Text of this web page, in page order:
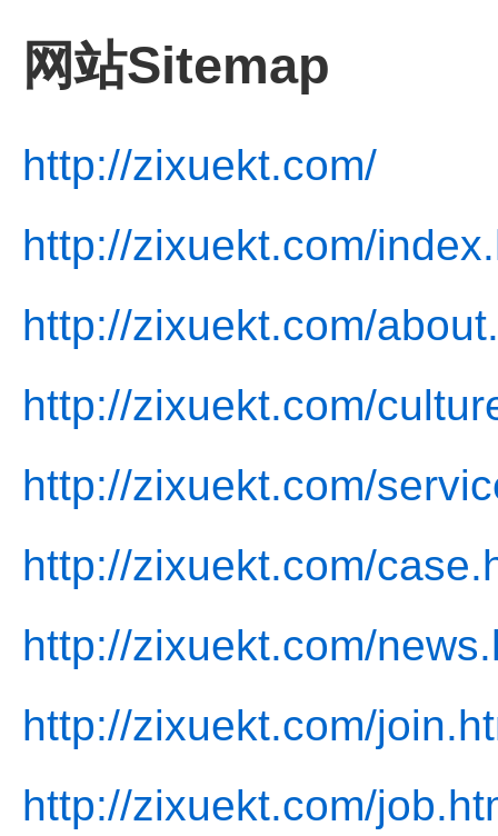
网站Sitemap
http://zixuekt.com/
http://zixuekt.com/
http://zixuekt.com/
http://zixuekt.com/
http://zixuekt.com/
http://zixuekt.com/
http://zixuekt.com/
http://zixuekt.com/
http://zixuekt.com/